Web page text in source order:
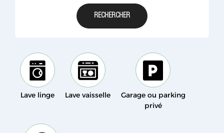
Lave linge Lave vaisselle
Garage ou parking
privé